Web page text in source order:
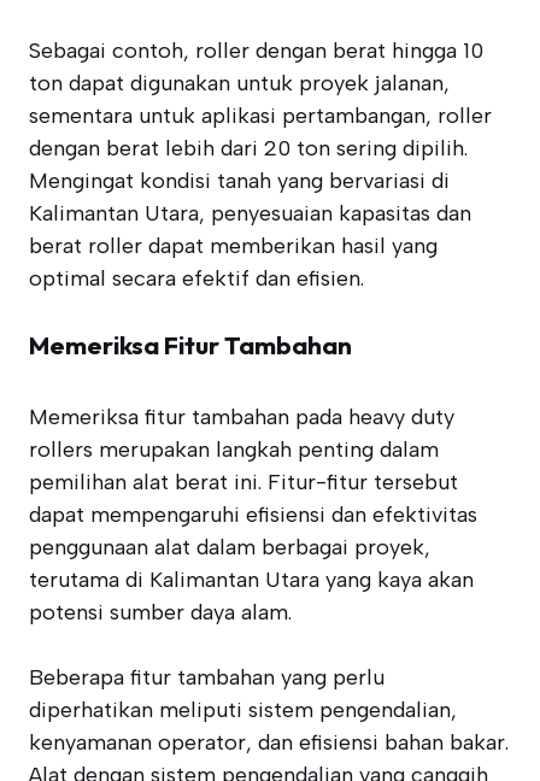
Sebagai contoh, roller dengan berat hingga 10
ton dapat digunakan untuk proyek jalanan,
sementara untuk aplikasi pertambangan, roller
dengan berat lebih dari 20 ton sering dipilih.
Mengingat kondisi tanah yang bervariasi di
Kalimantan Utara, penyesuaian kapasitas dan
berat roller dapat memberikan hasil yang
optimal secara efektif dan efisien.
Memeriksa Fitur Tambahan
Memeriksa fitur tambahan pada heavy duty
rollers merupakan langkah penting dalam
pemilihan alat berat ini. Fitur-fitur tersebut
dapat mempengaruhi efisiensi dan efektivitas
penggunaan alat dalam berbagai proyek,
terutama di Kalimantan Utara yang kaya akan
potensi sumber daya alam.
Beberapa fitur tambahan yang perlu
diperhatikan meliputi sistem pengendalian,
kenyamanan operator, dan efisiensi bahan bakar.
Alat dengan sistem pengendalian yang canggih